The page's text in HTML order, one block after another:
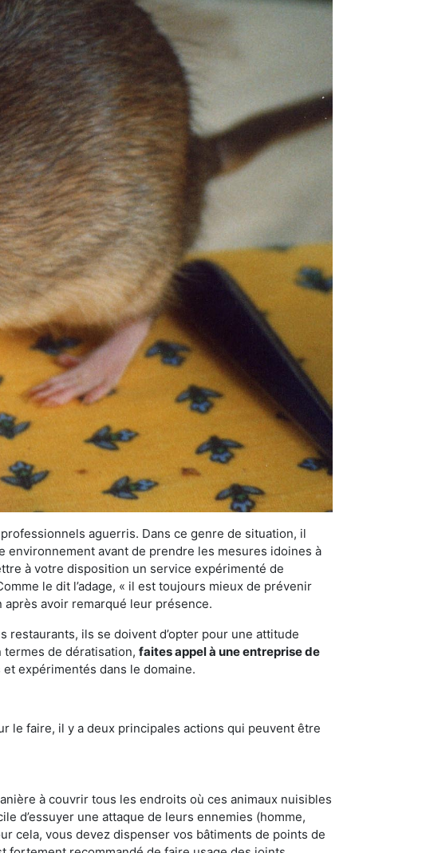
aguerris. Dans ce genre de situation, il
environnement avant de prendre les mesures idoines à
à votre disposition un service expérimenté de
le dit l’adage, « il est toujours mieux de prévenir
avoir remarqué leur présence.
ils se doivent d’opter pour une attitude
termes de dératisation, faites appel à une entreprise de
expérimentés dans le domaine.
faire, il y a deux principales actions qui peuvent être
à couvrir tous les endroits où ces animaux nuisibles
d’essuyer une attaque de leurs ennemies (homme,
cela, vous devez dispenser vos bâtiments de points de